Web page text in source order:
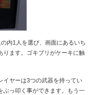
内1人を選び、画面にあるいち
ります。ゴキブリがケーキに触
イヤーは3つの武器を持ってい
ぶっ叩く事ができます。もう一